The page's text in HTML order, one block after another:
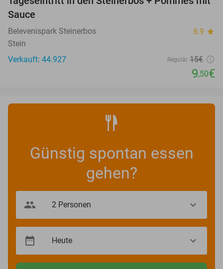
37%
Sauce
Belevenispark Steinerbos 8.9 star
Stein
Verkauft: 44.927
Regulär 15€
9,50€
Günstig spontan essen
gehen?